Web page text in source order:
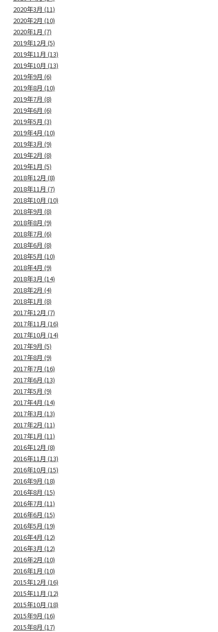
2020年3月 (11)
2020年2月 (10)
2020年1月 (7)
2019年12月 (5)
2019年11月 (13)
2019年10月 (13)
2019年9月 (6)
2019年8月 (10)
2019年7月 (8)
2019年6月 (6)
2019年5月 (3)
2019年4月 (10)
2019年3月 (9)
2019年2月 (8)
2019年1月 (5)
2018年12月 (8)
2018年11月 (7)
2018年10月 (10)
2018年9月 (8)
2018年8月 (9)
2018年7月 (6)
2018年6月 (8)
2018年5月 (10)
2018年4月 (9)
2018年3月 (14)
2018年2月 (4)
2018年1月 (8)
2017年12月 (7)
2017年11月 (16)
2017年10月 (14)
2017年9月 (5)
2017年8月 (9)
2017年7月 (16)
2017年6月 (13)
2017年5月 (9)
2017年4月 (14)
2017年3月 (13)
2017年2月 (11)
2017年1月 (11)
2016年12月 (8)
2016年11月 (13)
2016年10月 (15)
2016年9月 (18)
2016年8月 (15)
2016年7月 (11)
2016年6月 (15)
2016年5月 (19)
2016年4月 (12)
2016年3月 (12)
2016年2月 (10)
2016年1月 (10)
2015年12月 (16)
2015年11月 (12)
2015年10月 (18)
2015年9月 (16)
2015年8月 (17)